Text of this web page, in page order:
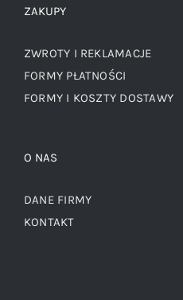
ZAKUPY
ZWROTY I REKLAMACJE
FORMY PŁATNOŚCI
FORMY I KOSZTY DOSTAWY
O NAS
DANE FIRMY
KONTAKT